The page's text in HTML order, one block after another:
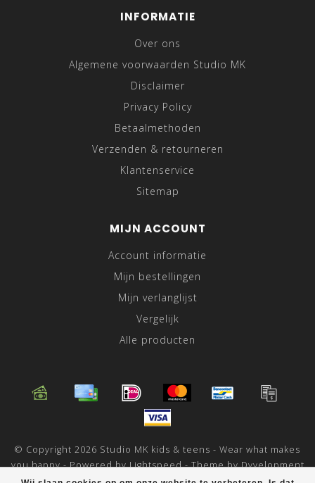
INFORMATIE
Over ons
Algemene voorwaarden Studio MK
Disclaimer
Privacy Policy
Betaalmethoden
Verzenden & retourneren
Klantenservice
Sitemap
MIJN ACCOUNT
Account informatie
Mijn bestellingen
Mijn verlanglijst
Vergelijk
Alle producten
© Copyright 2026 Studio MK kids & teens - Wear what makes
you happy - Powered byLightspeed- Theme byDyvelopment